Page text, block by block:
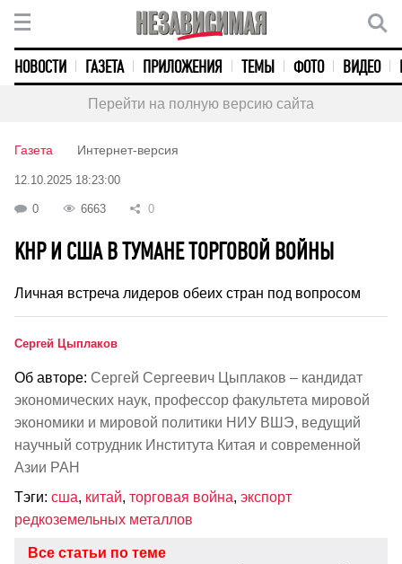
НОВОСТИ ГАЗЕТА ПРИЛОЖЕНИЯ ТЕМЫ ФОТО ВИДЕО
Перейти на полную версию сайта
Газета Интернет-версия
12.10.2025 18:23:00
0 6663 0
КНР И США В ТУМАНЕ ТОРГОВОЙ ВОЙНЫ
Личная встреча лидеров обеих стран под вопросом
Сергей Цыплаков
Об авторе: Сергей Сергеевич Цыплаков – кандидат
экономических наук, профессор факультета мировой
экономики и мировой политики НИУ ВШЭ, ведущий
научный сотрудник Института Китая и современной
Азии РАН
Тэги: сша, китай, торговая война, экспорт
редкоземельных металлов
Все статьи по теме